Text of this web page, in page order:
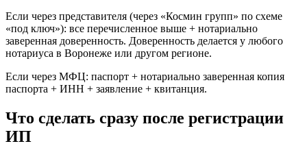
Если через представителя (через «Космин групп» по схеме
«под ключ»): все перечисленное выше + нотариально
заверенная доверенность. Доверенность делается у любого
нотариуса в Воронеже или другом регионе.
Если через МФЦ: паспорт + нотариально заверенная копия
паспорта + ИНН + заявление + квитанция.
Что сделать сразу после регистрации
ИП